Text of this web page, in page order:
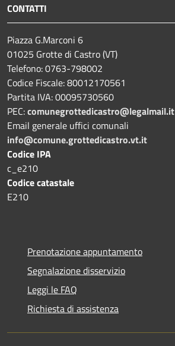
CONTATTI
Piazza G.Marconi 6
01025 Grotte di Castro (VT)
Telefono: 0763-798002
Codice Fiscale: 80012170561
Partita IVA: 00095730560
PEC:comunegrottedicastro@legalmail.it
Email generale uffici comunali
info@comune.grottedicastro.vt.it
Codice IPA
c_e210
Codice catastale
E210
Prenotazione appuntamento
Segnalazione disservizio
Leggi le FAQ
Richiesta di assistenza